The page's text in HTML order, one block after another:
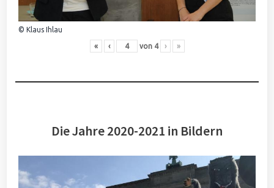
© Klaus Ihlau
« ‹ von 4 › »
Die Jahre 2020-2021 in Bildern